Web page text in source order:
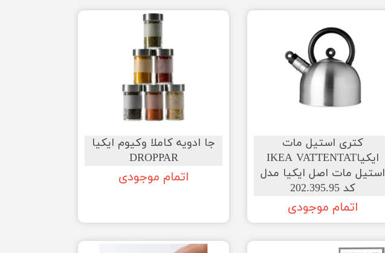
کتری استیل مات
ایکیاIKEA VATTENTAT
استیل مات اصل ایکیا مدل
کد 202.395.95
اتمام موجودی
جا ادویه کاملا وکیوم ایکیا
DROPPAR
اتمام موجودی